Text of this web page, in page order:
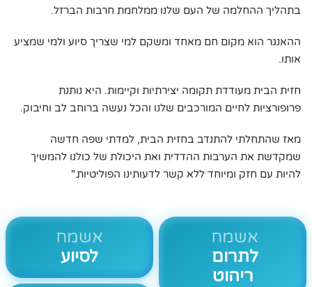
בתהליך ההחלמה של העם שלנו ממלחמת חרבות הברזל.
ההאנגר הוא מקום חם מאחד ומשקם למי שצריך סיוע ולמי שמציע
אותו.
חזית הבית מעודדת תקומה יצירתיות וקיימות. היא נותנת
פרופורציות לחיים המורכבים שלנו והכל נעשה ברוחב לב וחיבוק.
מאז שהתחלתי להתנדב בחזית הבית, למדתי שפה חדשה
שמקדשת את הערבות ההדדית ואת היכולת של כולנו להמשיך
להיות עם חזק ומיוחד ללא קשר לדעותינו הפוליטיות."
אשמח
לתרום
ריהוט
אשמח
לסיוע